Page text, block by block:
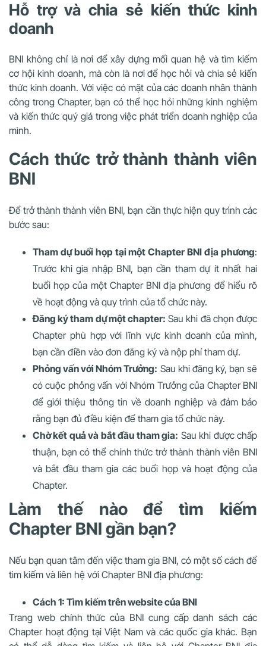
Hỗ trợ và chia sẻ kiến thức kinh
doanh
BNI không chỉ là nơi để xây dựng mối quan hệ và tìm kiếm
cơ hội kinh doanh, mà còn là nơi để học hỏi và chia sẻ kiến
thức kinh doanh. Với việc có mặt của các doanh nhân thành
công trong Chapter, bạn có thể học hỏi những kinh nghiệm
và kiến thức quý giá trong việc phát triển doanh nghiệp của
mình.
Cách thức trở thành thành viên
BNI
Để trở thành thành viên BNI, bạn cần thực hiện quy trình các
bước sau:
Tham dự buổi họp tại một Chapter BNI địa phương:
Trước khi gia nhập BNI, bạn cần tham dự ít nhất hai
buổi họp của một Chapter BNI địa phương để hiểu rõ
về hoạt động và quy trình của tổ chức này.
Đăng ký tham dự một chapter: Sau khi đã chọn được
Chapter phù hợp với lĩnh vực kinh doanh của mình,
bạn cần điền vào đơn đăng ký và nộp phí tham dự.
Phỏng vấn với Nhóm Trưởng: Sau khi đăng ký, bạn sẽ
có cuộc phỏng vấn với Nhóm Trưởng của Chapter BNI
để giới thiệu thông tin về doanh nghiệp và đảm bảo
rằng bạn đủ điều kiện để tham gia tổ chức này.
Chờ kết quả và bắt đầu tham gia: Sau khi được chấp
thuận, bạn có thể chính thức trở thành thành viên BNI
và bắt đầu tham gia các buổi họp và hoạt động của
Chapter.
Làm thế nào để tìm kiếm
Chapter BNI gần bạn?
Nếu bạn quan tâm đến việc tham gia BNI, có một số cách để
tìm kiếm và liên hệ với Chapter BNI địa phương:
Cách 1: Tìm kiếm trên website của BNI
Trang web chính thức của BNI cung cấp danh sách các
Chapter hoạt động tại Việt Nam và các quốc gia khác. Bạn